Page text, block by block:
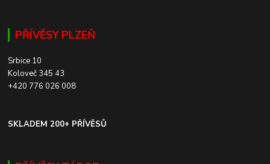
PŘÍVĚSY PLZEŇ
Srbice 10
Koloveč 345 43
+420 776 026 008
SKLADEM 200+ PŘÍVĚSŮ